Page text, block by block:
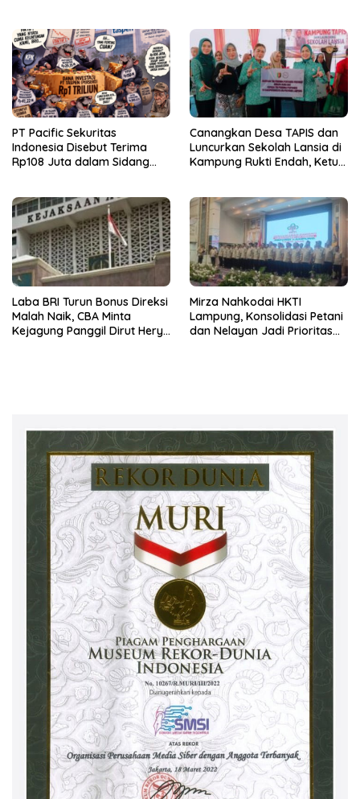
PT Pacific Sekuritas
Indonesia Disebut Terima
Rp108 Juta dalam Sidang
Canangkan Desa TAPIS dan
Luncurkan Sekolah Lansia di
Kampung Rukti Endah, Ketua
dari Desa
Laba BRI Turun Bonus Direksi
Malah Naik, CBA Minta
Kejagung Panggil Dirut Hery
Mirza Nahkodai HKTI
Lampung, Konsolidasi Petani
dan Nelayan Jadi Prioritas